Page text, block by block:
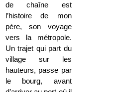
de chaîne est
l’histoire de mon
père, son voyage
vers lamétropole.
Un trajet qui part du
village sur les
hauteurs, passe par
le bourg, avant